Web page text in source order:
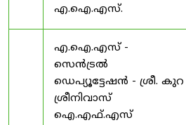
എ.ഐ.എസ്.
എ.ഐ.എസ് -
സെൻട്രൽ
ഡെപ്യൂട്ടേഷൻ - ശ്രീ. കുറ
ശ്രീനിവാസ്
ഐ.എഫ്.എസ്